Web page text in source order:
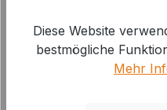
Beschreibung
Diese Website
bestmögliche
Mehr